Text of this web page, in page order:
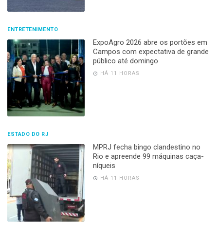
ENTRETENIMENTO
ExpoAgro 2026 abre os portões em
Campos com expectativa de grande
público até domingo
HÁ 11 HORAS
ESTADO DO RJ
MPRJ fecha bingo clandestino no
Rio e apreende 99 máquinas caça-
níqueis
HÁ 11 HORAS